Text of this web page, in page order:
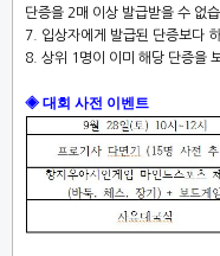
단증을 2매 이상 발급받을 수 없
7. 입상자에게 발급된 단증보다
8. 상위 1 명이 이미 해당 단증을
◈ 대회 사전 이벤트